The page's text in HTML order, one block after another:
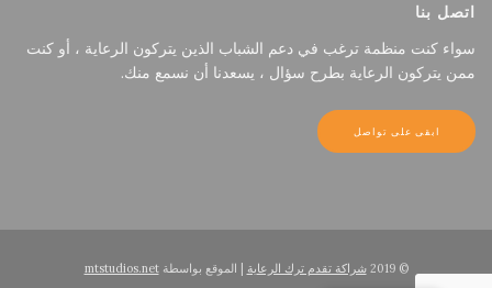
اتصل بنا
سواء كنت منظمة ترغب في دعم الشباب الذين يتركون الرعاية ، أو كنت
ممن يتركون الرعاية بطرح سؤال ، يسعدنا أن نسمع منك.
ابقى على تواصل
© 2019 شراكة تقدم ترك الرعاية | الموقع بواسطةmtstudios.net